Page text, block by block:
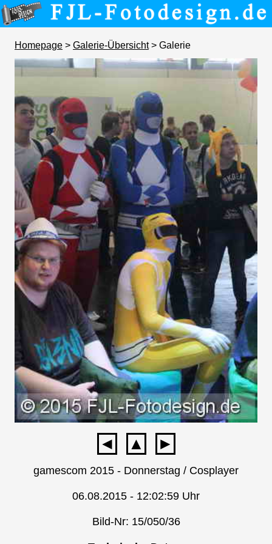
Homepage > Galerie-Übersicht> Galerie
◄ ▲ ►
gamescom 2015 - Donnerstag / Cosplayer
06.08.2015 - 12:02:59 Uhr
Bild-Nr: 15/050/36